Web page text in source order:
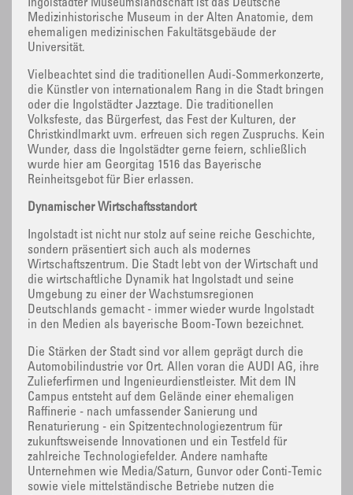
Ingolstädter Museumslandschaft ist das Deutsche
Medizinhistorische Museum in der Alten Anatomie, dem
ehemaligen medizinischen Fakultätsgebäude der
Universität.
Vielbeachtet sind die traditionellen Audi-Sommerkonzerte,
die Künstler von internationalem Rang in die Stadt bringen
oder die Ingolstädter Jazztage. Die traditionellen
Volksfeste, das Bürgerfest, das Fest der Kulturen, der
Christkindlmarkt uvm. erfreuen sich regen Zuspruchs. Kein
Wunder, dass die Ingolstädter gerne feiern, schließlich
wurde hier am Georgitag 1516 das Bayerische
Reinheitsgebot für Bier erlassen.
Dynamischer Wirtschaftsstandort
Ingolstadt ist nicht nur stolz auf seine reiche Geschichte,
sondern präsentiert sich auch als modernes
Wirtschaftszentrum. Die Stadt lebt von der Wirtschaft und
die wirtschaftliche Dynamik hat Ingolstadt und seine
Umgebung zu einer der Wachstumsregionen
Deutschlands gemacht - immer wieder wurde Ingolstadt
in den Medien als bayerische Boom-Town bezeichnet.
Die Stärken der Stadt sind vor allem geprägt durch die
Automobilindustrie vor Ort. Allen voran die AUDI AG, ihre
Zulieferfirmen und Ingenieurdienstleister. Mit dem IN
Campus entsteht auf dem Gelände einer ehemaligen
Raffinerie - nach umfassender Sanierung und
Renaturierung - ein Spitzentechnologiezentrum für
zukunftsweisende Innovationen und ein Testfeld für
zahlreiche Technologiefelder. Andere namhafte
Unternehmen wie Media/Saturn, Gunvor oder Conti-Temic
sowie viele mittelständische Betriebe nutzen die